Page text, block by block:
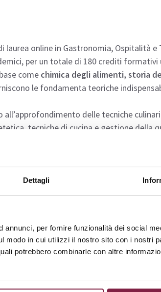
Dettagli
per fornire funzionalità dei social
modo in cui utilizzi il nostro sito con i nostri
potrebbero combinarle con altre
laurea online in Gastronomia, Ospitalità
per un totale di 180 crediti formativi
come chimica degli alimenti, storia
le fondamenta teoriche
all’approfondimento delle tecniche
tecniche di cucina e gestione della
, che permettono agli studenti di
si focalizza sullecompetenze
e sviluppo sostenibile dei
per personalizzare il proprio percorso
con la preparazione di una tesi di
approfondire l’intero percorso di studi
laurea.